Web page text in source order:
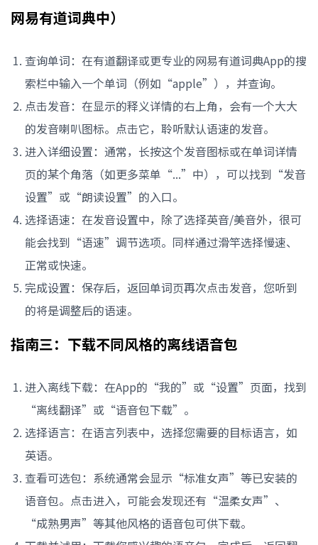
网易有道词典中）
查询单词：在有道翻译或更专业的网易有道词典App的搜
索栏中输入一个单词（例如“apple”），并查询。
点击发音：在显示的释义详情的右上角，会有一个大大
的发音喇叭图标。点击它，聆听默认语速的发音。
进入详细设置：通常，长按这个发音图标或在单词详情
页的某个角落（如更多菜单“...”中），可以找到“发音
设置”或“朗读设置”的入口。
选择语速：在发音设置中，除了选择英音/美音外，很可
能会找到“语速”调节选项。同样通过滑竿选择慢速、
正常或快速。
完成设置：保存后，返回单词页再次点击发音，您听到
的将是调整后的语速。
指南三：下载不同风格的离线语音包
进入离线下载：在App的“我的”或“设置”页面，找到
“离线翻译”或“语音包下载”。
选择语言：在语言列表中，选择您需要的目标语言，如
英语。
查看可选包：系统通常会显示“标准女声”等已安装的
语音包。点击进入，可能会发现还有“温柔女声”、
“成熟男声”等其他风格的语音包可供下载。